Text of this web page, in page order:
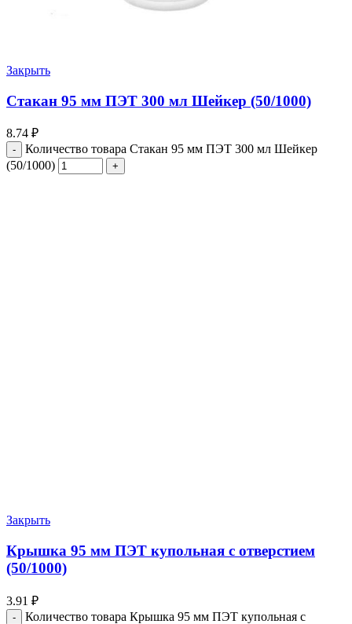
Закрыть
Стакан 95 мм ПЭТ 300 мл Шейкер (50/1000)
8.74 ₽
Количество товара Стакан 95 мм ПЭТ 300 мл Шейкер
(50/1000)
Закрыть
Крышка 95 мм ПЭТ купольная с отверстием
(50/1000)
3.91 ₽
Количество товара Крышка 95 мм ПЭТ купольная с